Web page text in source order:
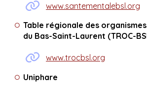
www.santementalebsl.org
Table régionale des
du Bas-Saint-Laurent (TROC-
www.trocbsl.org
Uniphare